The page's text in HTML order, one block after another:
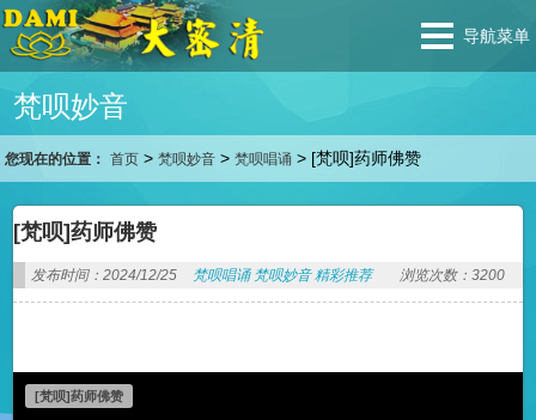
导航菜单
梵呗妙音
您现在的位置： 首页 >梵呗妙音 >梵呗唱诵 > [梵呗]药师佛赞
[梵呗]药师佛赞
发布时间：2024/12/25 梵呗唱诵 梵呗妙音 精彩推荐 浏览次数：3200
[梵呗]药师佛赞